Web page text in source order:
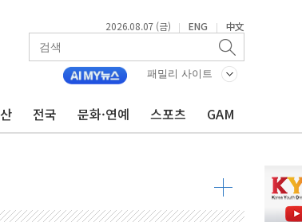
2026.08.07 (금) | ENG | 中文
패밀리 사이트
전국 문화·연예 스포츠 GAM
피해 없어
'는 호불호